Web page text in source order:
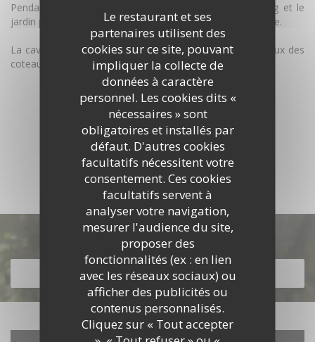
Le restaurant et ses
partenaires utilisent des
cookies sur ce site, pouvant
impliquer la collecte de
données à caractère
personnel. Les cookies dits «
nécessaires » sont
obligatoires et installés par
défaut. D'autres cookies
facultatifs nécessitent votre
consentement. Ces cookies
facultatifs servent à
analyser votre navigation,
mesurer l'audience du site,
proposer des
fonctionnalités (ex : en lien
avec les réseaux sociaux) ou
afficher des publicités ou
contenus personnalisés.
Cliquez sur « Tout accepter
Pendant la belle saison, une terrasse ouverte sur l'étang et le
jardin permet de déjeuner et dîner, immergé dans la nature.
La cave met en avant les vins de Loire dont les vins locaux des
coteaux du Vendômois.
DÉCOUVRIR LE LIEU
Découvrir notre carte
DÉCOUVRIR NOTRE CARTE